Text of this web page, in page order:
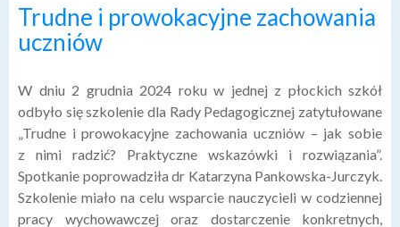
Trudne i prowokacyjne zachowania
uczniów
W dniu 2 grudnia 2024 roku w jednej z płockich szkół
odbyło się szkolenie dla Rady Pedagogicznej zatytułowane
„Trudne i prowokacyjne zachowania uczniów – jak sobie
z nimi radzić? Praktyczne wskazówki i rozwiązania”.
Spotkanie poprowadziła dr Katarzyna Pankowska-Jurczyk.
Szkolenie miało na celu wsparcie nauczycieli w codziennej
pracy wychowawczej oraz dostarczenie konkretnych,